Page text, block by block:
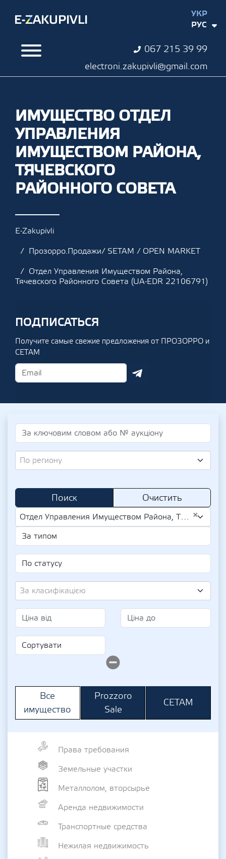
067 215 39 99
electroni.zakupivli@gmail.com
УКР
РУС
ИМУЩЕСТВО ОТДЕЛ
УПРАВЛЕНИЯ
ИМУЩЕСТВОМ РАЙОНА,
ТЯЧЕВСКОГО
РАЙОННОГО СОВЕТА
E-Zakupivli
Прозорро.Продажи/ SETAM / OPEN MARKET
Отдел Управления Имуществом Района,
Тячевского Районного Совета (UA-EDR 22106791)
ПОДПИСАТЬСЯ
Получите самые свежие предложения от ПРОЗОРРО и
СЕТАМ
По региону
Поиск Очистить
×
Отдел Управления Имуществом Района, Тячевского Районного Совета (UA-EDR 22106791)
За класифікацією
Все
имущество
Prozzoro
Sale
СЕТАМ
Права требования
Земельные участки
Металлолом, вторсырье
Аренда недвижимости
Транспортные средства
Нежилая недвижимость